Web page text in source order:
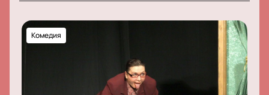
Комедия